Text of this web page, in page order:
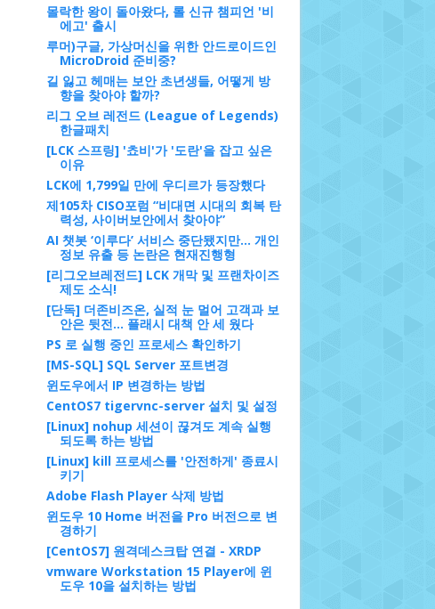
몰락한 왕이 돌아왔다, 롤 신규 챔피언 '비
에고' 출시
루머)구글, 가상머신을 위한 안드로이드인
MicroDroid 준비중?
길 잃고 헤매는 보안 초년생들, 어떻게 방
향을 찾아야 할까?
리그 오브 레전드 (League of Legends)
한글패치
[LCK 스프링] '쵸비'가 '도란'을 잡고 싶은
이유
LCK에 1,799일 만에 우디르가 등장했다
제105차 CISO포럼 “비대면 시대의 회복 탄
력성, 사이버보안에서 찾아야”
AI 챗봇 ‘이루다’ 서비스 중단됐지만... 개인
정보 유출 등 논란은 현재진행형
[리그오브레전드] LCK 개막 및 프랜차이즈
제도 소식!
[단독] 더존비즈온, 실적 눈 멀어 고객과 보
안은 뒷전... 플래시 대책 안 세 웠다
PS 로 실행 중인 프로세스 확인하기
[MS-SQL] SQL Server 포트변경
윈도우에서 IP 변경하는 방법
CentOS7 tigervnc-server 설치 및 설정
[Linux] nohup 세션이 끊겨도 계속 실행
되도록 하는 방법
[Linux] kill 프로세스를 '안전하게' 종료시
키기
Adobe Flash Player 삭제 방법
윈도우 10 Home 버전을 Pro 버전으로 변
경하기
[CentOS7] 원격데스크탑 연결 - XRDP
vmware Workstation 15 Player에 윈
도우 10을 설치하는 방법